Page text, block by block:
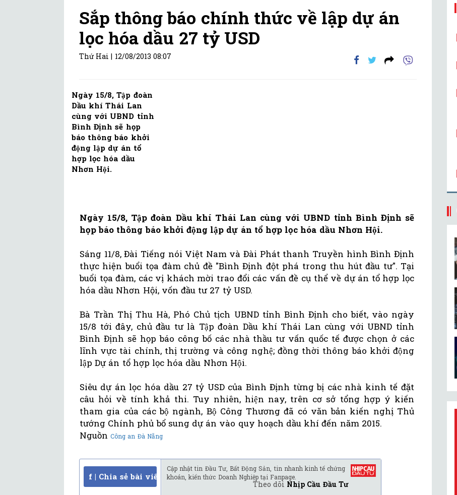
Sắp thông báo chính thức về lập dự án
lọc hóa dầu 27 tỷ USD
Thứ Hai | 12/08/2013 08:07
Ngày 15/8, Tập đoàn
Dầu khí Thái Lan
cùng với UBND tỉnh
Bình Định sẽ họp
báo thông báo khởi
động lập dự án tổ
hợp lọc hóa dầu
Nhơn Hội.
Ngày 15/8, Tập đoàn Dầu khí Thái Lan cùng với UBND tỉnh Bình Định sẽ
họp báo thông báo khởi động lập dự án tổ hợp lọc hóa dầu Nhơn Hội.
Sáng 11/8, Đài Tiếng nói Việt Nam và Đài Phát thanh Truyền hình Bình Định
thực hiện buổi tọa đàm chủ đề "Bình Định đột phá trong thu hút đầu tư". Tại
buổi tọa đàm, các vị khách mời trao đổi các vấn đề cụ thể về dự án tổ hợp lọc
hóa dầu Nhơn Hội, vốn đầu tư 27 tỷ USD.
Bà Trần Thị Thu Hà, Phó Chủ tịch UBND tỉnh Bình Định cho biết, vào ngày
15/8 tới đây, chủ đầu tư là Tập đoàn Dầu khí Thái Lan cùng với UBND tỉnh
Bình Định sẽ họp báo công bố các nhà thầu tư vấn quốc tế được chọn ở các
lĩnh vực tài chính, thị trường và công nghệ; đồng thời thông báo khởi động
lập Dự án tổ hợp lọc hóa dầu Nhơn Hội.
Siêu dự án lọc hóa dầu 27 tỷ USD của Bình Định từng bị các nhà kinh tế đặt
câu hỏi về tính khả thi. Tuy nhiên, hiện nay, trên cơ sở tổng hợp ý kiến
tham gia của các bộ ngành, Bộ Công Thương đã có văn bản kiến nghị Thủ
tướng Chính phủ bổ sung dự án vào quy hoạch dầu khí đến năm 2015.
NguồnCông an Đà Nẵng
f | Chia sẻ bài viết
Cập nhật tin Đầu Tư, Bất Động Sản, tin nhanh kinh tế chứng
khoán, kiến thức Doanh Nghiệp tại Fanpage.
Theo dõi Nhịp Cầu Đầu Tư